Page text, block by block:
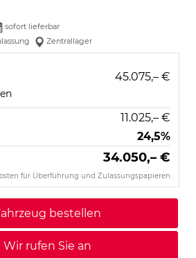
sofort lieferbar
Zentrallager
45.075,– €
11.025,– €
24,5%
34.050,– €
für Überführung und Zulassungspapieren
bestellen
Wir rufen Sie an